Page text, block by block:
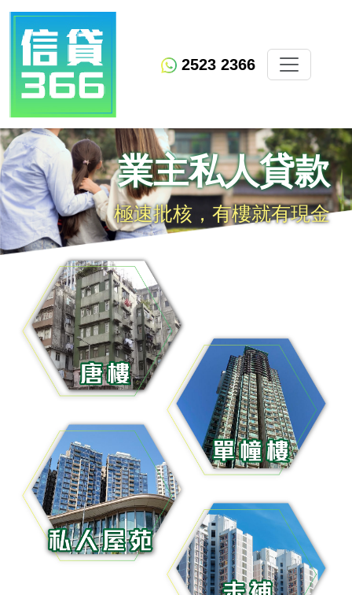
2523 2366
業主私人貸款
極速批核，有樓就有現金